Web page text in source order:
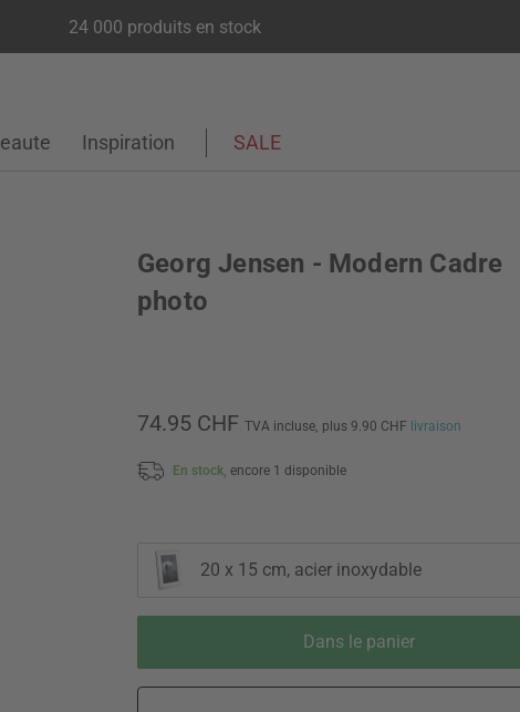
24 000 produits en stock
Inspiration SALE
Georg Jensen - Modern Cadre
photo
74.95 CHF TVA incluse, plus 9.90 CHF livraison
En stock, encore 1 disponible
20 x 15 cm, acier inoxydable
Dans le panier